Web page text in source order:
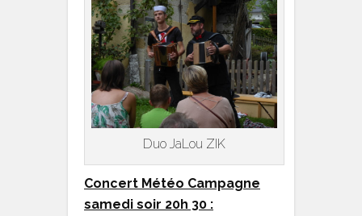
Duo JaLou ZIK
Concert Météo Campagne
samedi soir 20h 30 :